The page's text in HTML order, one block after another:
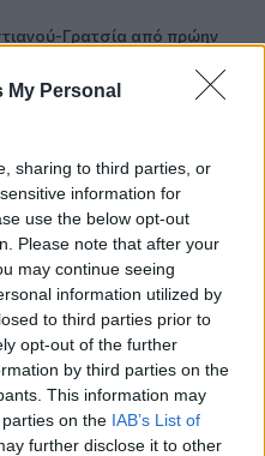
My Personal
sharing to third parties, or
information for
use the below opt-out
Please note that after your
may continue seeing
information utilized by
to third parties prior to
opt-out of the further
by third parties on the
This information may
on the IAB’s List of
further disclose it to other
Γρατσία από πρώην
το μνημείο πεσόντων
χρηματικό ποσό από
για ξεκούραση στην